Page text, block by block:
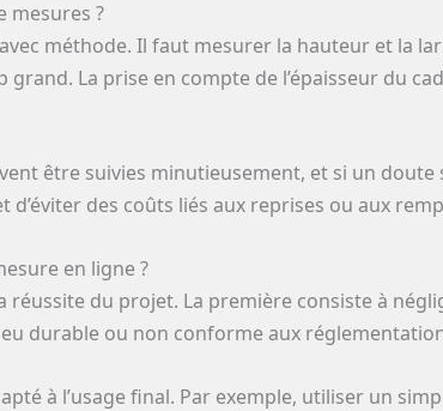
mesures ?
méthode. Il faut mesurer la hauteur et la
La prise en compte de l’épaisseur du
être suivies minutieusement, et si un
des coûts liés aux reprises ou aux
en ligne ?
du projet. La première consiste à
durable ou non conforme aux
à l’usage final. Par exemple, utiliser un